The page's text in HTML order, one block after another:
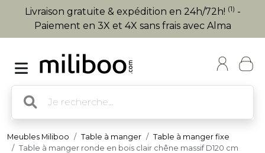
Livraison gratuite & expédition en 24h/72h! (1) -
Paiement en 3X et 4X sans frais avec Alma
Meubles Miliboo Table à manger
Table à manger fixe
Table à manger ronde en bois clair chêne massif D120 cm